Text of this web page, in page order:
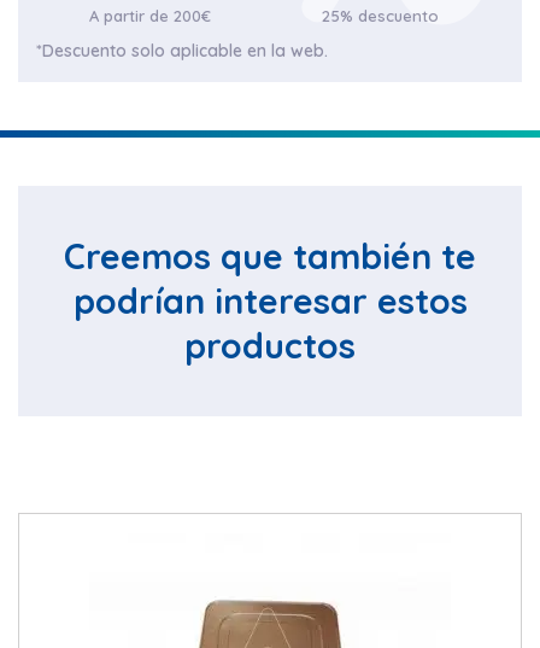
A partir de 200€ 25% descuento
*Descuento solo aplicable en la web.
Creemos que también te
podrían interesar estos
productos